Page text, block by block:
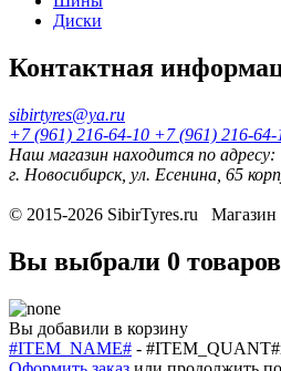
Диски
Контактная
sibirtyres@ya.ru
+7 (961) 216-64-10 +7 (961) 216-64-
Наш магазин находится по адресу:
г. Новосибирск, ул. Есенина, 65
© 2015-2026 SibirTyres.ru Магазин
Вы выбрали 0 товаров
Вы добавили в корзину
#ITEM_NAME# - #ITEM_QUANT#